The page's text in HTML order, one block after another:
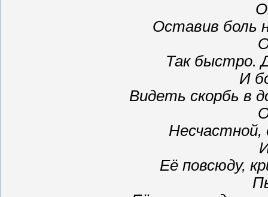
Оставив боль
Так быстро.
И
Видеть скорбь в
Несчастной,
Её повсюду,